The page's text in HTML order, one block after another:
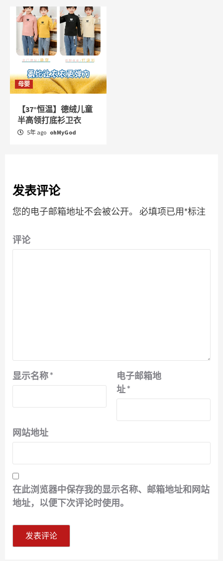
母婴
【37°恒温】德绒儿童
半高领打底衫卫衣
5年 ago ohMyGod
发表评论
您的电子邮箱地址不会被公开。 必填项已用*标注
评论
显示名称*
电子邮箱地
址*
网站地址
在此浏览器中保存我的显示名称、邮箱地址和网站
地址，以便下次评论时使用。